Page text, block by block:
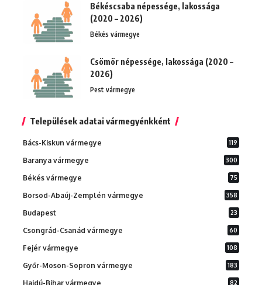
Békéscsaba népessége, lakossága
(2020 – 2026)
Békés vármegye
Csömör népessége, lakossága (2020 –
2026)
Pest vármegye
Települések adatai vármegyénkként
Bács-Kiskun vármegye 119
Baranya vármegye 300
Békés vármegye 75
Borsod-Abaúj-Zemplén vármegye 358
Budapest 23
Csongrád-Csanád vármegye 60
Fejér vármegye 108
Győr-Moson-Sopron vármegye 183
Hajdú-Bihar vármegye 82